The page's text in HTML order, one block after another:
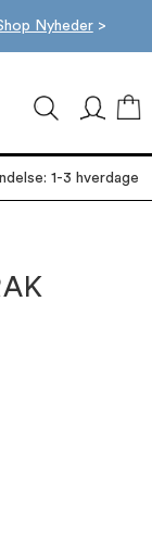
Nyheder>
1-3 hverdage